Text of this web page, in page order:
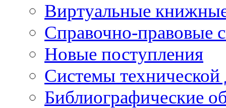
Виртуальные
Справочно-правовые
Новые поступления
Cистемы
Библиографические